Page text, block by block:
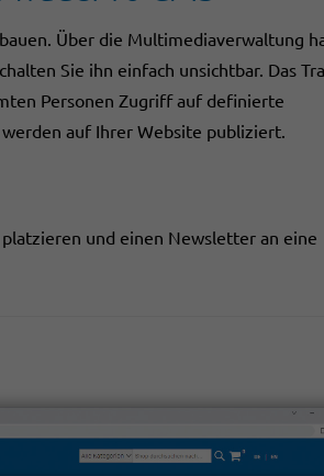
Über die Multimediaverwaltung
Sie ihn einfach unsichtbar. Das
Personen Zugriff auf definierte
auf Ihrer Website publiziert.
und einen Newsletter an eine